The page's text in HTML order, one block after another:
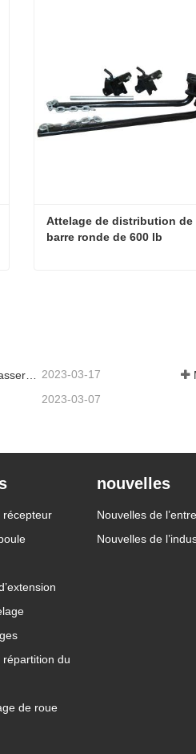
Attelage de distribution de
barre ronde de 600 lb
A aucun moment la Chine ne peut se passer de fabrication 2023-03-17
2023-03-07
récepteur
du
de roue
nouvelles
Nouvelles de
Nouvelles de